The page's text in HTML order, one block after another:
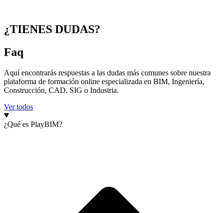
¿TIENES DUDAS?
Faq
Aquí encontrarás respuestas a las dudas más comunes sobre nuestra
plataforma de formación online especializada en BIM, Ingeniería,
Construcción, CAD, SIG o Industria.
Ver todos
¿Qué es PlayBIM?